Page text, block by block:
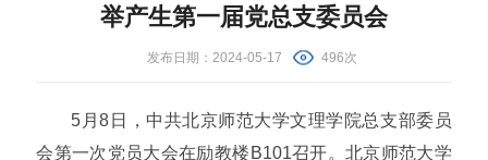
举产生第一届党总支委员会
发布日期：2024-05-17 496次
5月8日，中共北京师范大学文理学院总支部委员
会第一次党员大会在励教楼B101召开。北京师范大学